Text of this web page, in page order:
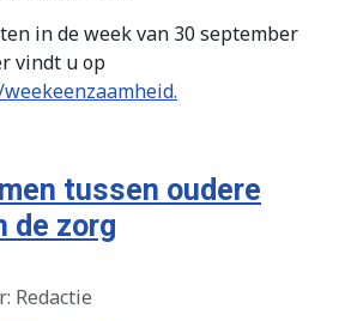
in de week van 30 september
vindt u op
tussen oudere
de zorg
Redactie